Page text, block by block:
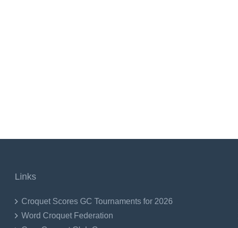
Links
Croquet Scores GC Tournaments for 2026
Word Croquet Federation